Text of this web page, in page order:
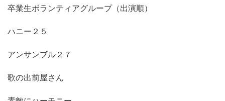
卒業生ボランティアグループ（出演順）
ハニー２５
アンサンブル２７
歌の出前屋さん